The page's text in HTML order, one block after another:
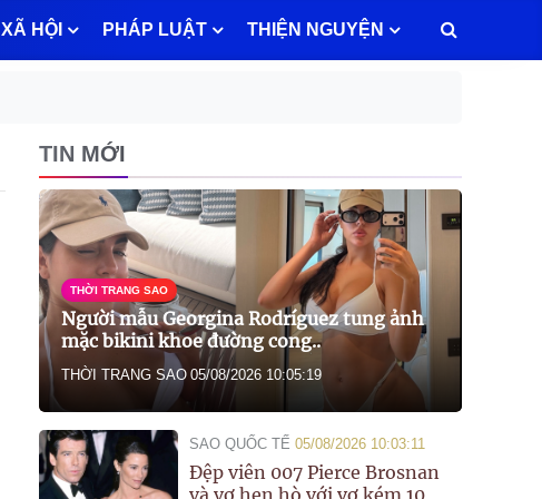
XÃ HỘI PHÁP LUẬT THIỆN NGUYỆN
TIN MỚI
THỜI TRANG SAO
Người mẫu Georgina Rodríguez tung ảnh
mặc bikini khoe đường cong..
THỜI TRANG SAO 05/08/2026 10:05:19
SAO QUỐC TẾ 05/08/2026 10:03:11
Đệp viên 007 Pierce Brosnan
và vợ hẹn hò với vợ kém 10